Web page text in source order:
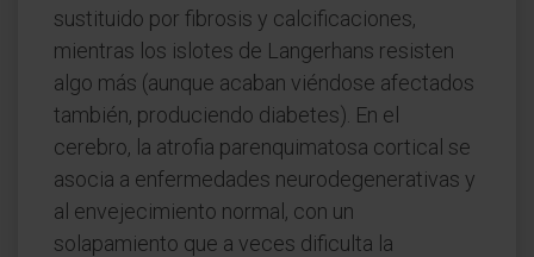
sustituido por fibrosis y calcificaciones,
mientras los islotes de Langerhans resisten
algo más (aunque acaban viéndose afectados
también, produciendo diabetes). En el
cerebro, la atrofia parenquimatosa cortical se
asocia a enfermedades neurodegenerativas y
al envejecimiento normal, con un
solapamiento que a veces dificulta la